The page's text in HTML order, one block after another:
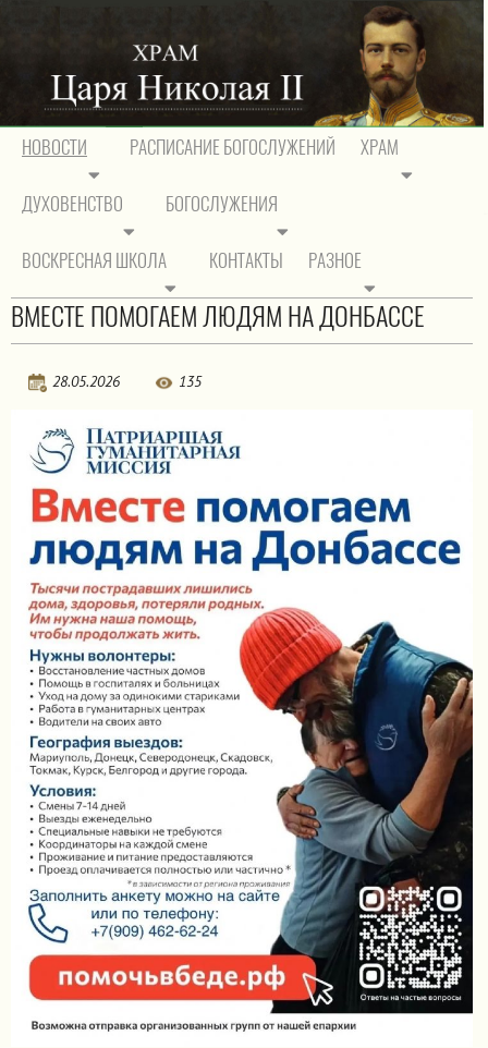
НОВОСТИ РАСПИСАНИЕ БОГОСЛУЖЕНИЙ ХРАМ
ДУХОВЕНСТВО БОГОСЛУЖЕНИЯ
ВОСКРЕСНАЯ ШКОЛА КОНТАКТЫ РАЗНОЕ
Новости Объявления
Объявления
ВМЕСТЕ ПОМОГАЕМ ЛЮДЯМ НА ДОНБАССЕ
28.05.2026 135